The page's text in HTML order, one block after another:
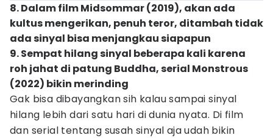
8. Dalam film Midsommar (2019), akan ada
kultus mengerikan, penuh teror, ditambah tidak
ada sinyal bisa menjangkau siapapun
9. Sempat hilang sinyal beberapa kali karena
roh jahat di patung Buddha, serial Monstrous
(2022) bikin merinding
Gak bisa dibayangkan sih kalau sampai sinyal
hilang lebih dari satu hari di dunia nyata. Di film
dan serial tentang susah sinyal aja udah bikin